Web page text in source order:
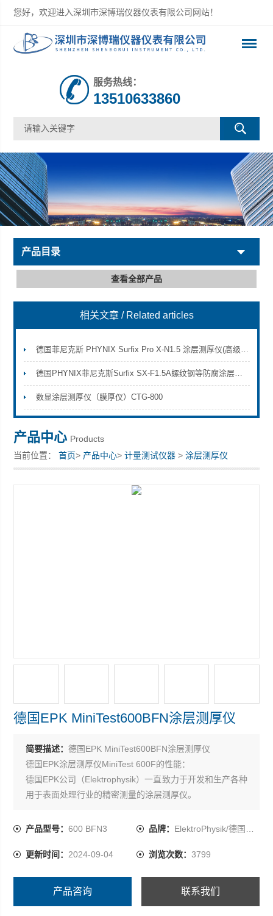
您好，欢迎进入深圳市深博瑞仪器仪表有限公司网站！
深圳市深博瑞仪器仪表有限公司
服务热线：
13510633860
产品目录
查看全部产品
相关文章 / Related articles
德国菲尼克斯 PHYNIX Surfix Pro X-N1.5 涂层测厚仪(高级型)
德国PHYNIX菲尼克斯Surfix SX-F1.5A螺纹钢等防腐涂层厚度测量方案
数显涂层测厚仪（膜厚仪）CTG-800
产品中心 Products
当前位置：首页> 产品中心>计量测试仪器 >涂层测厚仪
德国EPK MiniTest600BFN涂层测厚仪
简要描述：德国EPK MiniTest600BFN涂层测厚仪
德国EPK涂层测厚仪MiniTest 600F的性能：
德国EPK公司（Elektrophysik）一直致力于开发和生产各种
用于表面处理行业的精密测量的涂层测厚仪。
产品型号：600 BFN3 品牌： ElektroPhysik/德国EPK
更新时间： 2024-09-04 浏览次数： 3799
产品咨询 联系我们